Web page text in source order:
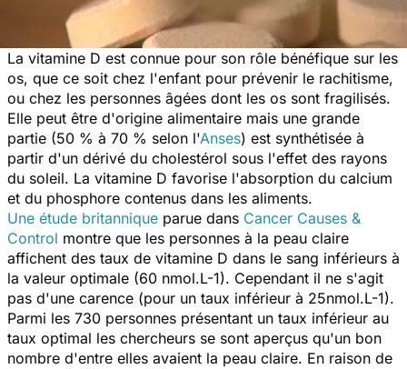
La vitamine D est connue pour son rôle bénéfique sur les
os, que ce soit chez l'enfant pour prévenir le rachitisme,
ou chez les personnes âgées dont les os sont fragilisés.
Elle peut être d'origine alimentaire mais une grande
partie (50 % à 70 % selon l'Anses) est synthétisée à
partir d'un dérivé du cholestérol sous l'effet des rayons
du soleil. La vitamine D favorise l'absorption du calcium
et du phosphore contenus dans les aliments.
Une étude britannique parue dans Cancer Causes &
Control montre que les personnes à la peau claire
affichent des taux de vitamine D dans le sang inférieurs à
la valeur optimale (60 nmol.L-1). Cependant il ne s'agit
pas d'une carence (pour un taux inférieur à 25nmol.L-1).
Parmi les 730 personnes présentant un taux inférieur au
taux optimal les chercheurs se sont aperçus qu'un bon
nombre d'entre elles avaient la peau claire. En raison de